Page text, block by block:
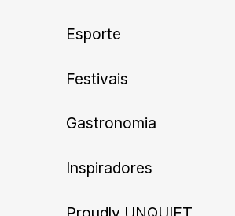
nossas novidades.
Esporte
Festivais
Gastronomia
Inspiradores